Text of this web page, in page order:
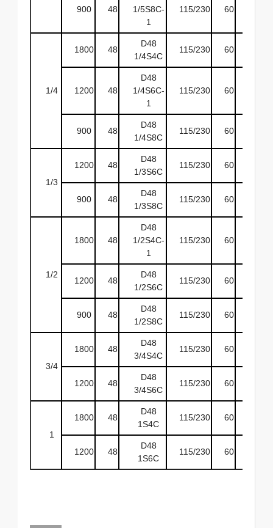
900 48
1/5S8C-
1
115/230 60
1/4
1800 48
D48
1/4S4C
115/230 60
1200 48
D48
1/4S6C-
1
115/230 60
900 48
D48
1/4S8C
115/230 60
1/3
1200 48
D48
1/3S6C
115/230 60
900 48
D48
1/3S8C
115/230 60
1/2
1800 48
D48
1/2S4C-
1
115/230 60
1200 48
D48
1/2S6C
115/230 60
900 48
D48
1/2S8C
115/230 60
3/4
1800 48
D48
3/4S4C
115/230 60
1200 48
D48
3/4S6C
115/230 60
1
1800 48
D48
1S4C
115/230 60
1200 48
D48
1S6C
115/230 60